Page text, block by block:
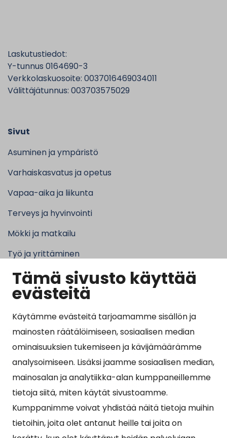
Tämä sivusto käyttää
evästeitä
Käytämme evästeitä tarjoamamme sisällön ja
mainosten räätälöimiseen, sosiaalisen median
ominaisuuksien tukemiseen ja kävijämäärämme
analysoimiseen. Lisäksi jaamme sosiaalisen median,
mainosalan ja analytiikka-alan kumppaneillemme
tietoja siitä, miten käytät sivustoamme.
Kumppanimme voivat yhdistää näitä tietoja muihin
tietoihin, joita olet antanut heille tai joita on
Laskutustiedot:
Y-tunnus 0164690-3
Verkkolaskuosoite: 0037016469034011
Välittäjätunnus: 003703575029
Sivut
Asuminen ja ympäristö
Varhaiskasvatus ja opetus
Vapaa-aika ja liikunta
Terveys ja hyvinvointi
Mökki ja matkailu
Työ ja yrittäminen
Kunta ja hallinto
Suosituimmat sivut
Esityslistat, pöytäkirjat, viranhaltijapäätökset ja
kuulutukset
Tietoa ja ohjeistusta koronavirukseen liittyen
Asiointipiste
Sähköinen asiointi